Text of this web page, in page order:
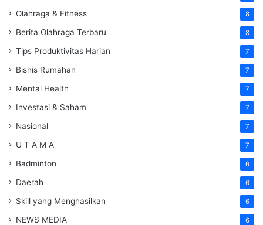
Olahraga & Fitness 8
Berita Olahraga Terbaru 8
Tips Produktivitas Harian 7
Bisnis Rumahan 7
Mental Health 7
Investasi & Saham 7
Nasional 7
U T A M A 7
Badminton 6
Daerah 6
Skill yang Menghasilkan 6
NEWS MEDIA 6